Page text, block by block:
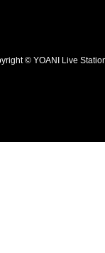
© YOANI Live